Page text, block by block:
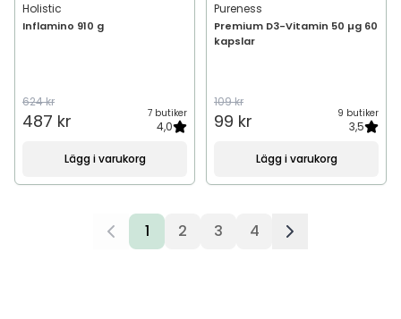
Holistic
Inflamino 910 g
624 kr
487 kr 7 butiker
4,0
Lägg i varukorg
Pureness
Premium D3-Vitamin 50 µg 60
kapslar
109 kr
99 kr 9 butiker
3,5
Lägg i varukorg
1 2 3 4